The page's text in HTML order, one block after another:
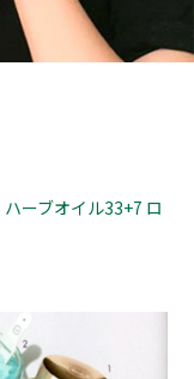
ハーブオイル33+7 ロ